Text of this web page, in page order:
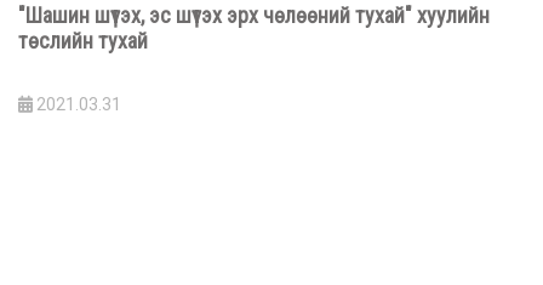
"Шашин шүтэх, эс шүтэх эрх чөлөөний тухай" хуулийн
төслийн тухай
2021.03.31